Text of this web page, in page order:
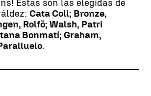
Estas son las elegidas de
Cata Coll; Bronze,
Rolfö; Walsh, Patri
Bonmatí; Graham,
.